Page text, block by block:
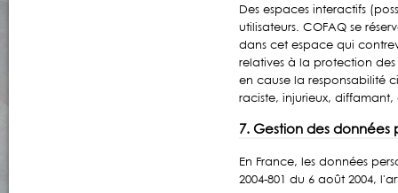
Des espaces interactifs
utilisateurs. COFAQ se
dans cet espace qui
relatives à la protection
en cause la responsabilité
raciste, injurieux,
7. Gestion des données
En France, les données
2004-801 du 6 août 2004,